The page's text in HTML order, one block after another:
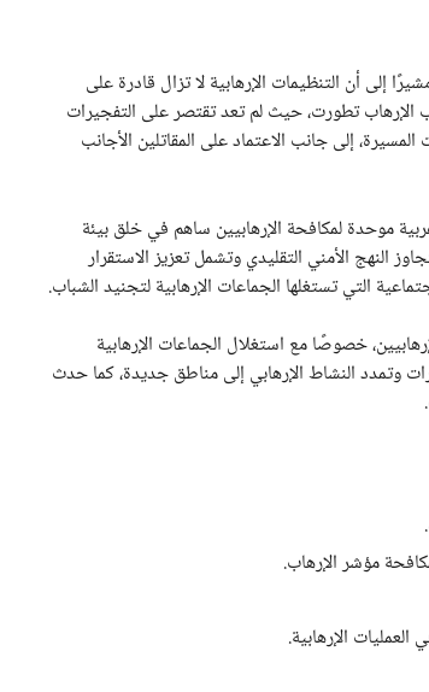
إلى أن التنظيمات الإرهابية لا تزال قادرة على
الإرهاب تطورت، حيث لم تعد تقتصر على التفجيرات
إلى جانب الاعتماد على المقاتلين الأجانب
موحدة لمكافحة الإرهابيين ساهم في خلق بيئة
النهج الأمني التقليدي وتشمل تعزيز الاستقرار
التي تستغلها الجماعات الإرهابية لتجنيد الشباب.
في خطط الإرهابيين، خصوصًا مع استغلال الجماعات الإرهابية
وتمدد النشاط الإرهابي إلى مناطق جديدة، كما حدث
مؤشر الإرهاب.
الإرهابية.